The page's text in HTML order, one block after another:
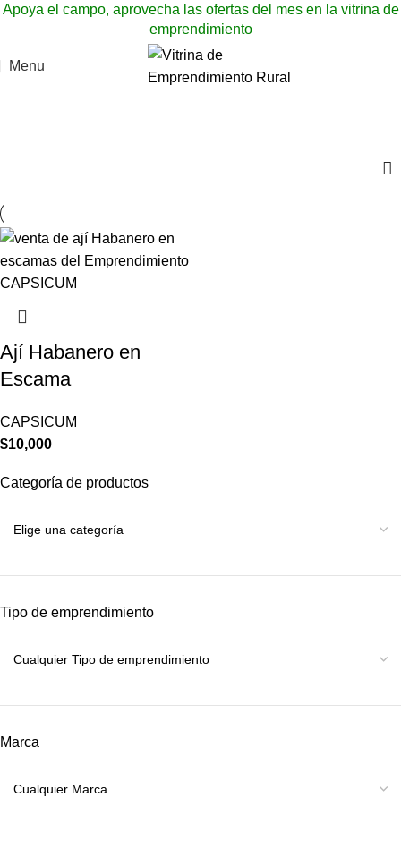
Apoya el campo, aprovecha las ofertas del mes en la vitrina de
emprendimiento
Menu
Categoría de productos
Tipo de emprendimiento
Marca
Ají Habanero en
Escama
CAPSICUM
$10,000